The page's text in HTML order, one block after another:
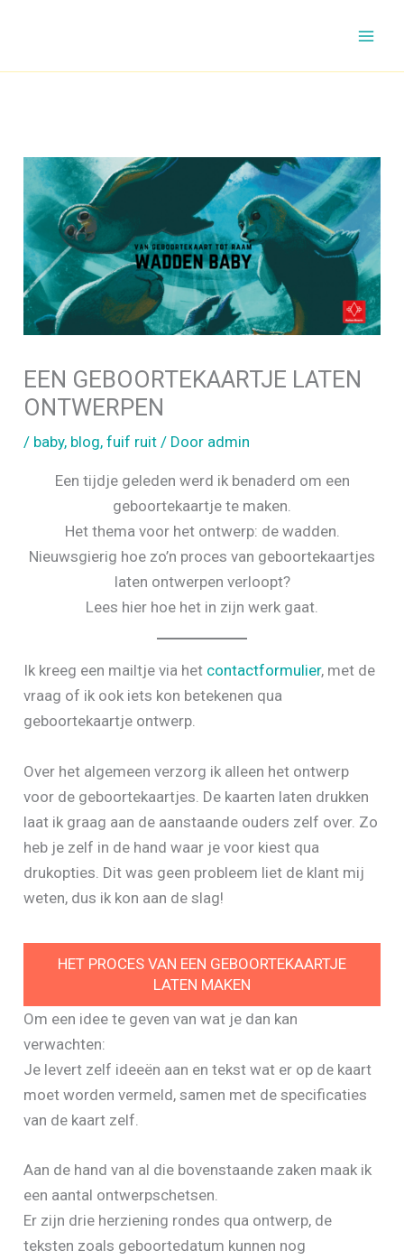
EEN GEBOORTEKAARTJE LATEN
ONTWERPEN
/ baby, blog,fuif ruit / Door admin
Een tijdje geleden werd ik benaderd om een
geboortekaartje te maken.
Het thema voor het ontwerp: de wadden.
Nieuwsgierig hoe zo’n proces van geboortekaartjes
laten ontwerpen verloopt?
Lees hier hoe het in zijn werk gaat.
Ik kreeg een mailtje via het contactformulier, met de
vraag of ik ook iets kon betekenen qua
geboortekaartje ontwerp.
Over het algemeen verzorg ik alleen het ontwerp
voor de geboortekaartjes. De kaarten laten drukken
laat ik graag aan de aanstaande ouders zelf over. Zo
heb je zelf in de hand waar je voor kiest qua
drukopties. Dit was geen probleem liet de klant mij
weten, dus ik kon aan de slag!
HET PROCES VAN EEN GEBOORTEKAARTJE
LATEN MAKEN
Om een idee te geven van wat je dan kan
verwachten:
Je levert zelf ideeën aan en tekst wat er op de kaart
moet worden vermeld, samen met de specificaties
van de kaart zelf.
Aan de hand van al die bovenstaande zaken maak ik
een aantal ontwerpschetsen.
Er zijn drie herziening rondes qua ontwerp, de
teksten zoals geboortedatum kunnen nog